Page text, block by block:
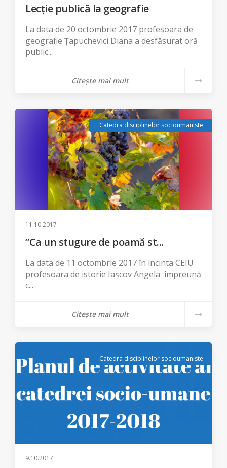
Lecție publică la geografie
La data de 20 octombrie 2017 profesoara de
geografie Țapuchevici Diana a desfăsurat oră
public...
Citește mai mult
Catedra disciplinelor socioumaniste
11.10.2017
”Ca un stugure de poamă st...
La data de 11 octombrie 2017 în incinta CEIU
profesoara de istorie Iașcov Angela împreună
c...
Citește mai mult
Catedra disciplinelor socioumaniste
9.10.2017